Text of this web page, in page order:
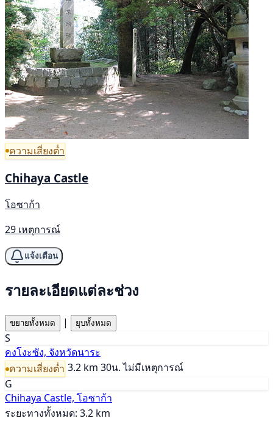
ความเสี่ยงต่ำ
Chihaya Castle
โอซาก้า
29 เหตุการณ์
แจ้งเตือน
รายละเอียดแต่ละช่วง
ขยายทั้งหมด | ยุบทั้งหมด
S
คงโงะซัง, จังหวัดนาระ
ความเสี่ยงต่ำ 3.2 km 30น. ไม่มีเหตุการณ์
G
Chihaya Castle, โอซาก้า
ระยะทางทั้งหมด: 3.2 km